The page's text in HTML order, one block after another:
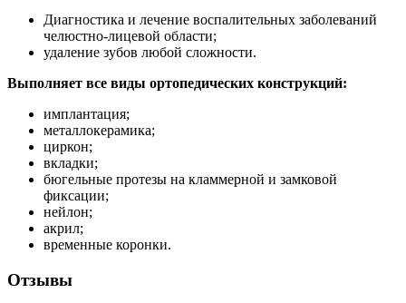
Диагностика и лечение воспалительных заболеваний
челюстно-лицевой области;
удаление зубов любой сложности.
Выполняет все виды ортопедических конструкций:
имплантация;
металлокерамика;
циркон;
вкладки;
бюгельные протезы на кламмерной и замковой
фиксации;
нейлон;
акрил;
временные коронки.
Отзывы